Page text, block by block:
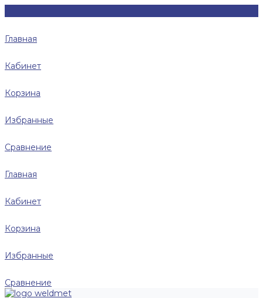
Главная
Кабинет
Корзина
Избранные
Сравнение
Главная
Кабинет
Корзина
Избранные
Сравнение